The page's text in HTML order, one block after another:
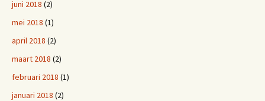
juni 2018 (2)
mei 2018 (1)
april 2018 (2)
maart 2018 (2)
februari 2018 (1)
januari 2018 (2)